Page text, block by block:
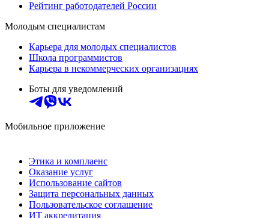
Рейтинг работодателей России
Молодым специалистам
Карьера для молодых специалистов
Школа программистов
Карьера в некоммерческих организациях
Боты для уведомлений
Мобильное приложение
Этика и комплаенс
Оказание услуг
Использование сайтов
Защита персональных данных
Пользовательское соглашение
ИТ аккредитация